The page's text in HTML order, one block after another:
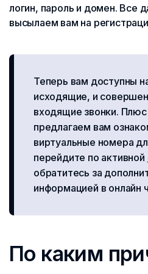
логин, пароль и домен. Все
высылаем вам на
Теперь вам доступны
исходящие, и
входящие звонки.
предлагаем вам
виртуальные номера
перейдите по активной
обратитесь за
информацией в онлайн
По каким